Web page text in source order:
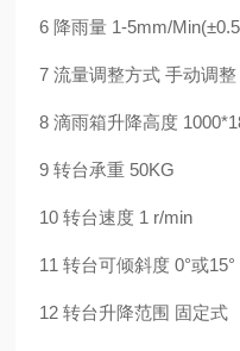
6 降雨量 1-5mm/
7 流量调整方式 手动调整
8 滴雨箱升降高度
9 转台承重 50KG
10 转台速度 1 r/min
11 转台可倾斜度 0°或15°
12 转台升降范围 固定式